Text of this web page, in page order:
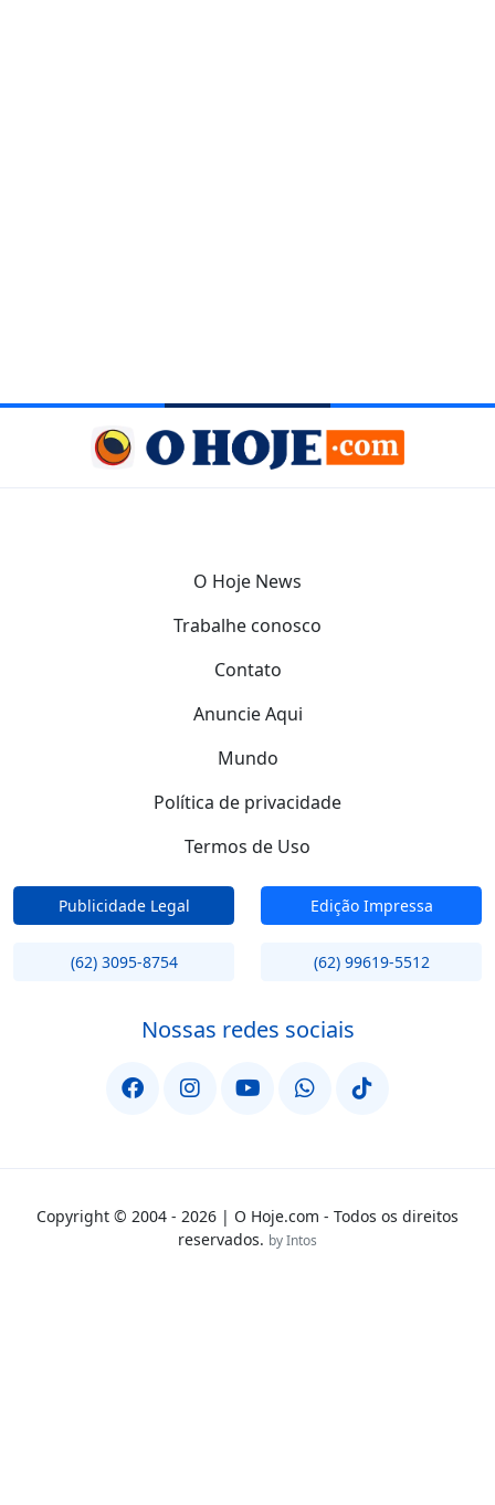
O Hoje News
Trabalhe conosco
Contato
Anuncie Aqui
Mundo
Política de privacidade
Termos de Uso
Publicidade Legal Edição Impressa
(62) 3095-8754 (62) 99619-5512
Nossas redes sociais
Copyright © 2004 - 2026 | O Hoje.com - Todos os direitos
reservados. by Intos